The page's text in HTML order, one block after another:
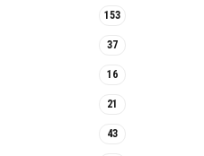
153
37
16
21
43